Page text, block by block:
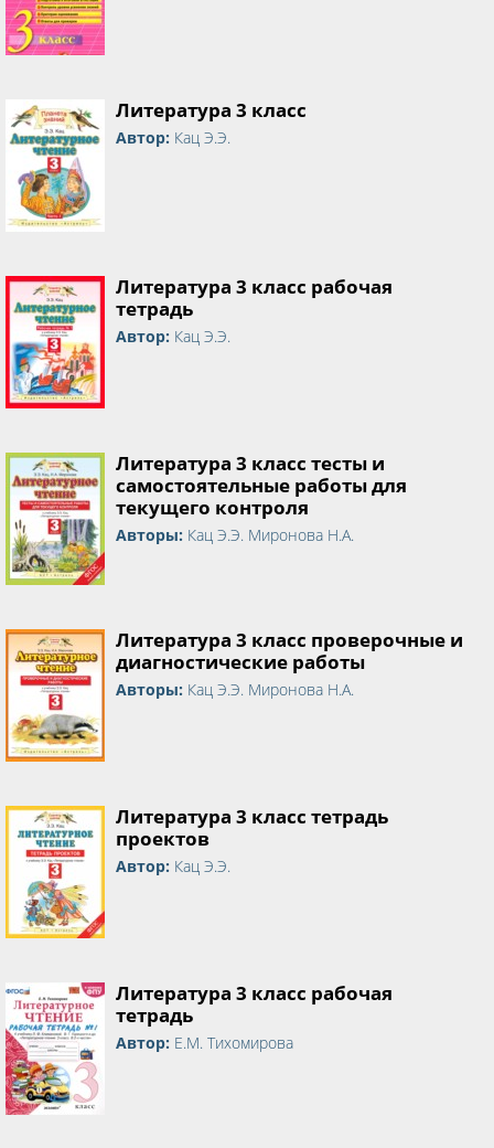
Литература 3 класс
Автор: Кац Э.Э.
Литература 3 класс рабочая
тетрадь
Автор: Кац Э.Э.
Литература 3 класс тесты и
самостоятельные работы для
текущего контроля
Авторы: Кац Э.Э. Миронова Н.А.
Литература 3 класс проверочные и
диагностические работы
Авторы: Кац Э.Э. Миронова Н.А.
Литература 3 класс тетрадь
проектов
Автор: Кац Э.Э.
Литература 3 класс рабочая
тетрадь
Автор: Е.М. Тихомирова